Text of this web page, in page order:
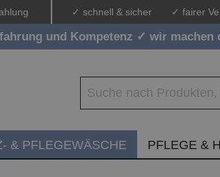
✓ schnell & sicher ✓ fairer
und Kompetenz ✓ wir
& PFLEGEWÄSCHE PFLEGE &